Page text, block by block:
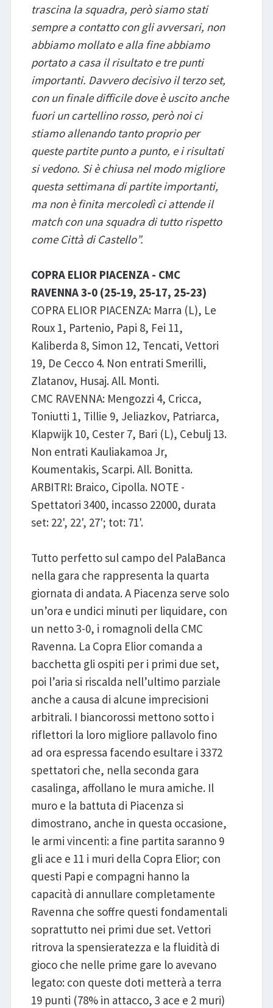
trascina la squadra, però siamo stati
sempre a contatto con gli avversari, non
abbiamo mollato e alla fine abbiamo
portato a casa il risultato e tre punti
importanti. Davvero decisivo il terzo set,
con un finale difficile dove è uscito anche
fuori un cartellino rosso, però noi ci
stiamo allenando tanto proprio per
queste partite punto a punto, e i risultati
si vedono. Si è chiusa nel modo migliore
questa settimana di partite importanti,
ma non è finita mercoledì ci attende il
match con una squadra di tutto rispetto
come Città di Castello”.
COPRA ELIOR PIACENZA - CMC
RAVENNA 3-0 (25-19, 25-17, 25-23)
COPRA ELIOR PIACENZA: Marra (L), Le
Roux 1, Partenio, Papi 8, Fei 11,
Kaliberda 8, Simon 12, Tencati, Vettori
19, De Cecco 4. Non entrati Smerilli,
Zlatanov, Husaj. All. Monti.
CMC RAVENNA: Mengozzi 4, Cricca,
Toniutti 1, Tillie 9, Jeliazkov, Patriarca,
Klapwijk 10, Cester 7, Bari (L), Cebulj 13.
Non entrati Kauliakamoa Jr,
Koumentakis, Scarpi. All. Bonitta.
ARBITRI: Braico, Cipolla. NOTE -
Spettatori 3400, incasso 22000, durata
set: 22', 22', 27'; tot: 71'.
Tutto perfetto sul campo del PalaBanca
nella gara che rappresenta la quarta
giornata di andata. A Piacenza serve solo
un’ora e undici minuti per liquidare, con
un netto 3-0, i romagnoli della CMC
Ravenna. La Copra Elior comanda a
bacchetta gli ospiti per i primi due set,
poi l’aria si riscalda nell’ultimo parziale
anche a causa di alcune imprecisioni
arbitrali. I biancorossi mettono sotto i
riflettori la loro migliore pallavolo fino
ad ora espressa facendo esultare i 3372
spettatori che, nella seconda gara
casalinga, affollano le mura amiche. Il
muro e la battuta di Piacenza si
dimostrano, anche in questa occasione,
le armi vincenti: a fine partita saranno 9
gli ace e 11 i muri della Copra Elior; con
questi Papi e compagni hanno la
capacità di annullare completamente
Ravenna che soffre questi fondamentali
soprattutto nei primi due set. Vettori
ritrova la spensieratezza e la fluidità di
gioco che nelle prime gare lo avevano
legato: con queste doti metterà a terra
19 punti (78% in attacco, 3 ace e 2 muri)